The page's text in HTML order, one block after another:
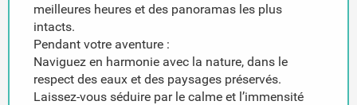
meilleures heures et des panoramas les plus
intacts.
Pendant votre aventure :
Naviguez en harmonie avec la nature, dans le
respect des eaux et des paysages préservés.
Laissez-vous séduire par le calme et l’immensité